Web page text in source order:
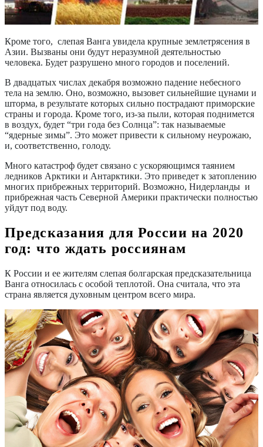
Кроме того, слепая Ванга увидела крупные землетрясения в
Азии. Вызваны они будут неразумной деятельностью
человека. Будет разрушено много городов и поселений.
В двадцатых числах декабря возможно падение небесного
тела на землю. Оно, возможно, вызовет сильнейшие цунами и
шторма, в результате которых сильно пострадают приморские
страны и города. Кроме того, из-за пыли, которая поднимется
в воздух, будет “три года без Солнца”: так называемые
“ядерные зимы”. Это может привести к сильному неурожаю,
и, соответственно, голоду.
Много катастроф будет связано с ускоряющимся таянием
ледников Арктики и Антарктики. Это приведет к затоплению
многих прибрежных территорий. Возможно, Нидерланды и
прибрежная часть Северной Америки практически полностью
уйдут под воду.
Предсказания для России на 2020
год: что ждать россиянам
К России и ее жителям слепая болгарская предсказательница
Ванга относилась с особой теплотой. Она считала, что эта
страна является духовным центром всего мира.